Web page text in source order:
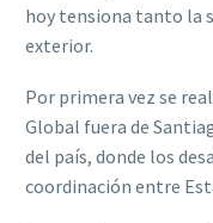
hoy tensiona tanto la
exterior.
Por primera vez se
Global fuera de
del país, donde los
coordinación entre